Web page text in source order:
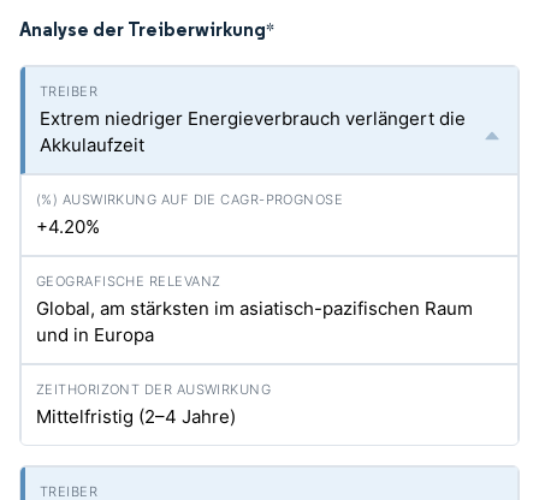
Analyse der Treiberwirkung*
Extrem niedriger Energieverbrauch verlängert die
Akkulaufzeit
+4.20%
Global, am stärksten im asiatisch-pazifischen Raum
und in Europa
Mittelfristig (2–4 Jahre)